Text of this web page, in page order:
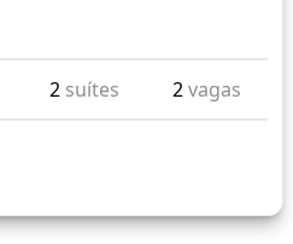
2 suítes 2vagas